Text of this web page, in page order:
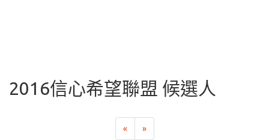
2016信心希望聯盟 候選人
« »